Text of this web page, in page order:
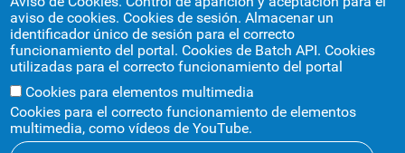
C/ Doña María de Padilla, s/n.
Sevilla 41004.
geografiaehistoria@us.es
954 55 13 40
+info
aviso de cookies. Cookies de sesión. Almacenar un
identificador único de sesión para el correcto
funcionamiento del portal. Cookies de Batch API. Cookies
utilizadas para el correcto funcionamiento del portal
Cookies para elementos multimedia
Cookies para el correcto funcionamiento de elementos
multimedia, como vídeos de YouTube.